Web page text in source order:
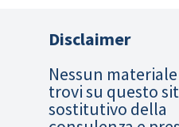
Disclaimer
Nessun
trovi su questo
sostitutivo della